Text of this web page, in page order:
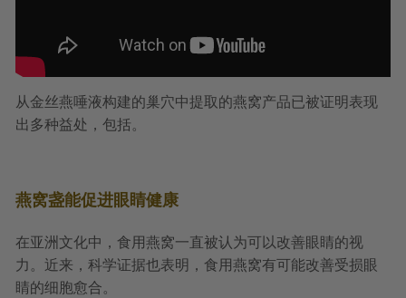
从金丝燕唾液构建的巢穴中提取的燕窝产品已被证明表现
出多种益处，包括。
燕窝盏能促进眼睛健康
在亚洲文化中，食用燕窝一直被认为可以改善眼睛的视
力。近来，科学证据也表明，食用燕窝有可能改善受损眼
睛的细胞愈合。